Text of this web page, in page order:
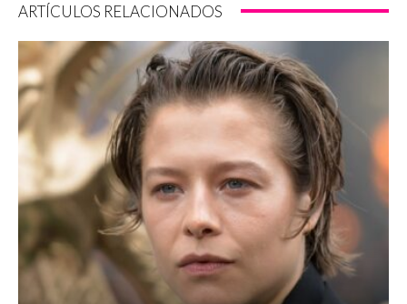
ARTÍCULOS RELACIONADOS